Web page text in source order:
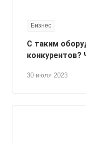
Бизнес
30 июля 2023
С таким
конкурентов?